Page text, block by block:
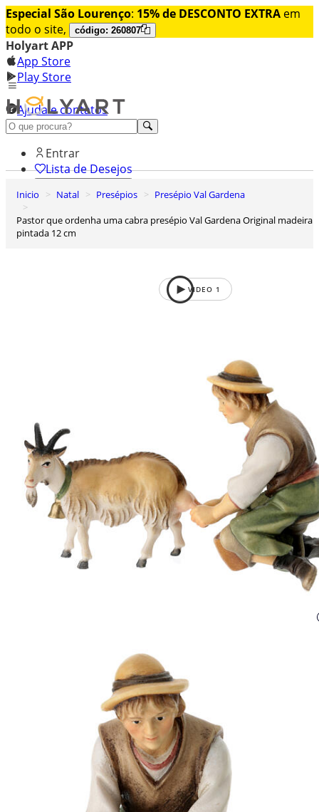
Especial São Lourenço: 15% de DESCONTO EXTRA em
todo o site,
código: 260807
Holyart APP
App Store
Play Store
Ajuda e contatos
Conheça premium
Entrar
Lista de Desejos
Inicio Natal Presépios
Presépio Val Gardena
Pastor que ordenha uma cabra presépio Val Gardena Original madeira
pintada 12 cm
VIDEO 1